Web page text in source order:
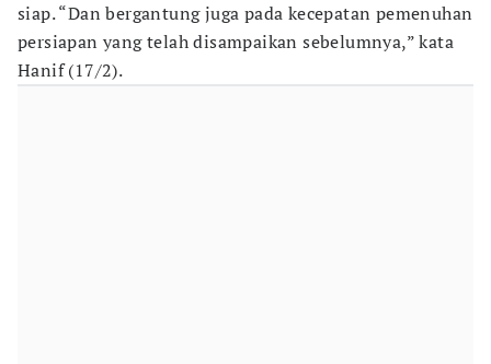
siap. “Dan bergantung juga pada kecepatan pemenuhan
persiapan yang telah disampaikan sebelumnya,” kata
Hanif (17/2).